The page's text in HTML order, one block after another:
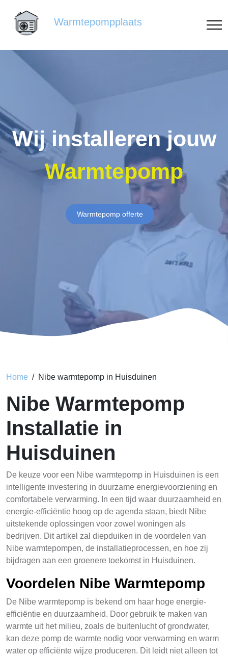
Warmtepompplaats
Wij installeren jouw
Warmtepomp
Warmtepomp offerte
Home Nibe warmtepomp in Huisduinen
Nibe Warmtepomp
Installatie in
Huisduinen
De keuze voor een Nibe warmtepomp in Huisduinen is een
intelligente investering in duurzame energievoorziening en
comfortabele verwarming. In een tijd waar duurzaamheid en
energie-efficiëntie hoog op de agenda staan, biedt Nibe
uitstekende oplossingen voor zowel woningen als
bedrijven. Dit artikel zal diepduiken in de voordelen van
Nibe warmtepompen, de installatieprocessen, en hoe zij
bijdragen aan een groenere toekomst in Huisduinen.
Voordelen Nibe Warmtepomp
De Nibe warmtepomp is bekend om haar hoge energie-
efficiëntie en duurzaamheid. Door gebruik te maken van
warmte uit het milieu, zoals de buitenlucht of grondwater,
kan deze pomp de warmte nodig voor verwarming en warm
water op efficiënte wijze produceren. Dit leidt niet alleen tot